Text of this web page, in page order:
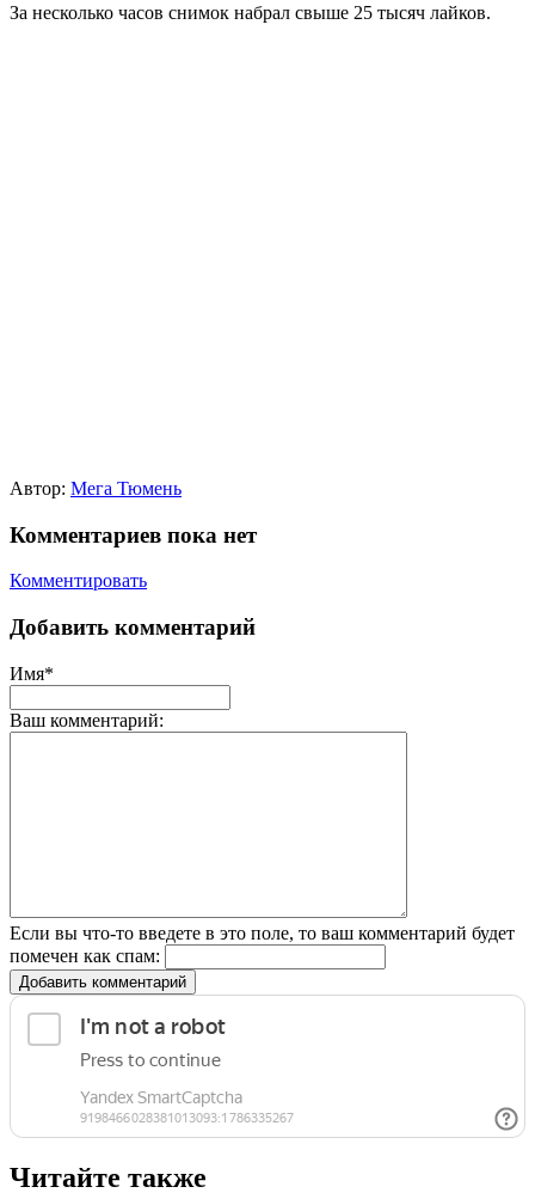
За несколько часов снимок набрал свыше 25 тысяч лайков.
Автор: Мега Тюмень
Комментариев пока нет
Комментировать
Добавить комментарий
Имя*
Ваш комментарий:
Если вы что-то введете в это поле, то ваш комментарий будет
помечен как спам:
Добавить комментарий
Читайте также